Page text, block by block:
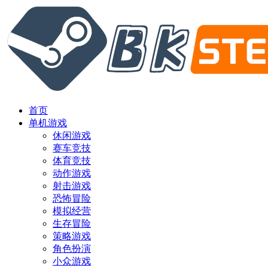
首页
单机游戏
休闲游戏
赛车竞技
体育竞技
动作游戏
射击游戏
恐怖冒险
模拟经营
生存冒险
策略游戏
角色扮演
小众游戏